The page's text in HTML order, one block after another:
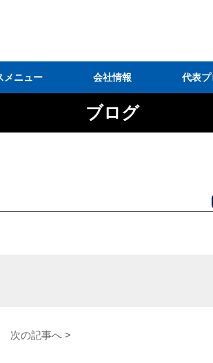
メニュー 会社情報
会社情報
メディア掲載
代表
ブログ
次の記事へ >